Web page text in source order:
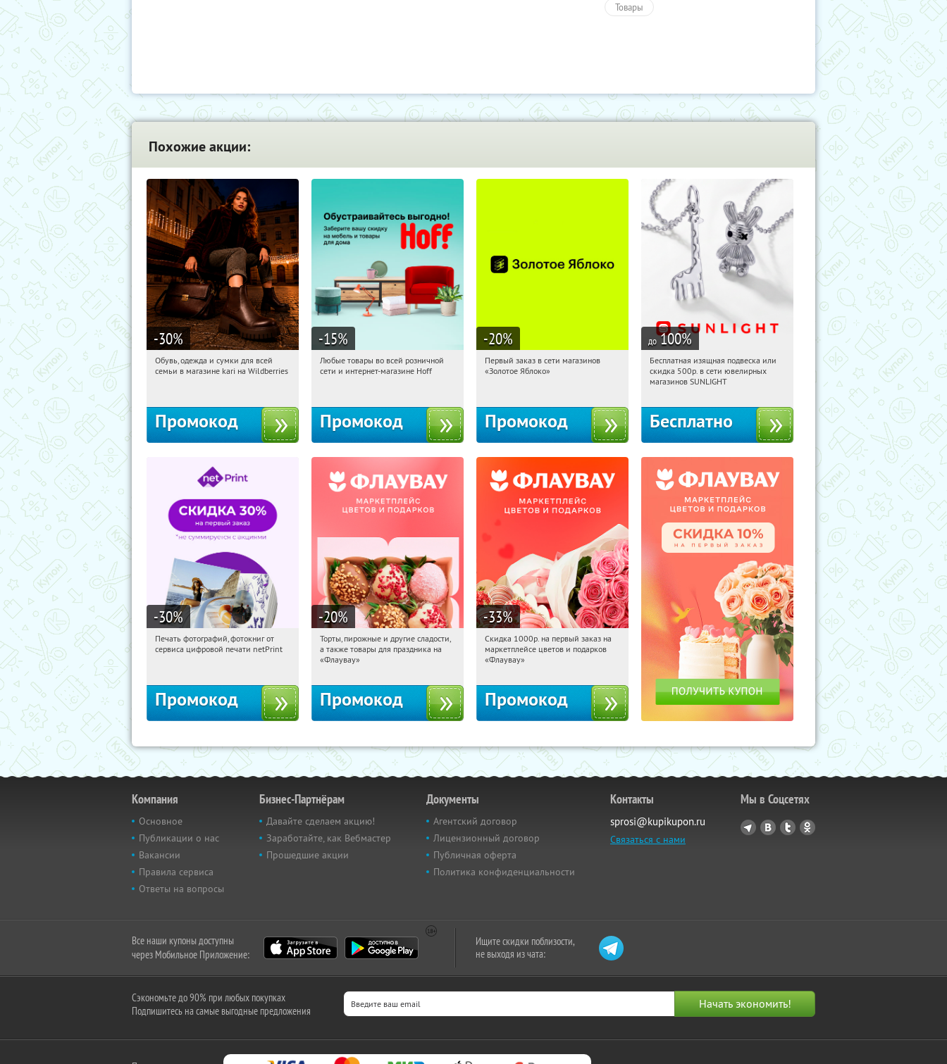
Товары
Похожие акции:
-30%
14:30:37 Получили:
Обувь, одежда и сумки для всей
семьи в магазине kari на Wildberries
Промокод
-15%
14:30:37 Получили:
Любые товары во всей розничной
сети и интернет-магазине Hoff
Промокод
-20%
14:30:37
Получи первым!
Первый заказ в сети магазинов
«Золотое Яблоко»
Промокод
до 100%
14:30:37 Получили:
Россия
Бесплатная изящная подвеска или
скидка 500р. в сети ювелирных
магазинов SUNLIGHT
Бесплатно
-30%
14:30:37 Получили:
Печать фотографий, фотокниг от
сервиса цифровой печати netPrint
Промокод
-20%
14:30:37 Получили:
Россия
Торты, пирожные и другие сладости,
а также товары для праздника на
«Флаувау»
Промокод
-33%
14:30:37 Получили:
Россия
Скидка 1000р. на первый заказ на
маркетплейсе цветов и подарков
«Флаувау»
Промокод
Компания
Основное
Публикации о нас
Вакансии
Правила сервиса
Ответы на вопросы
Бизнес-Партнёрам
Давайте сделаем акцию!
Заработайте, как Вебмастер
Прошедшие акции
Документы
Агентский договор
Лицензионный договор
Публичная оферта
Политика конфиденциальности
Контакты
sprosi@kupikupon.ru
Связаться с нами
Мы в Соцсетях
Все наши купоны доступны
через Мобильное Приложение:
Ищите скидки поблизости,
не выходя из чата:
Сэкономьте до 90% при любых покупках
Подпишитесь на самые выгодные предложения